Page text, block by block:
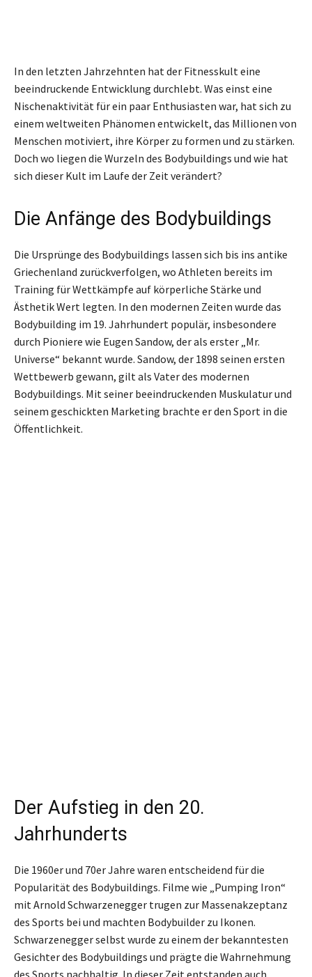
In den letzten Jahrzehnten hat der Fitnesskult eine
beeindruckende Entwicklung durchlebt. Was einst eine
Nischenaktivität für ein paar Enthusiasten war, hat sich zu
einem weltweiten Phänomen entwickelt, das Millionen von
Menschen motiviert, ihre Körper zu formen und zu stärken.
Doch wo liegen die Wurzeln des Bodybuildings und wie hat
sich dieser Kult im Laufe der Zeit verändert?
Die Anfänge des Bodybuildings
Die Ursprünge des Bodybuildings lassen sich bis ins antike
Griechenland zurückverfolgen, wo Athleten bereits im
Training für Wettkämpfe auf körperliche Stärke und
Ästhetik Wert legten. In den modernen Zeiten wurde das
Bodybuilding im 19. Jahrhundert populär, insbesondere
durch Pioniere wie Eugen Sandow, der als erster „Mr.
Universe“ bekannt wurde. Sandow, der 1898 seinen ersten
Wettbewerb gewann, gilt als Vater des modernen
Bodybuildings. Mit seiner beeindruckenden Muskulatur und
seinem geschickten Marketing brachte er den Sport in die
Öffentlichkeit.
Der Aufstieg in den 20.
Jahrhunderts
Die 1960er und 70er Jahre waren entscheidend für die
Popularität des Bodybuildings. Filme wie „Pumping Iron“
mit Arnold Schwarzenegger trugen zur Massenakzeptanz
des Sports bei und machten Bodybuilder zu Ikonen.
Schwarzenegger selbst wurde zu einem der bekanntesten
Gesichter des Bodybuildings und prägte die Wahrnehmung
des Sports nachhaltig. In dieser Zeit entstanden auch